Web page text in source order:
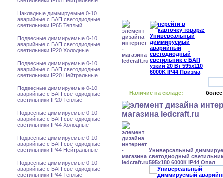
Накладные диммируемые 0-10
аварийные с БАП светодиодные
светильники IP65 Теплый
Подвесные диммируемые 0-10
аварийные с БАП светодиодные
светильники IP20 Холодные
Подвесные диммируемые 0-10
аварийные с БАП светодиодные
светильники IP20 Нейтральные
Подвесные диммируемые 0-10
аварийные с БАП светодиодные
светильники IP20 Теплые
Подвесные диммируемые 0-10
аварийные с БАП светодиодные
светильники IP44 Холодные
Подвесные диммируемые 0-10
аварийные с БАП светодиодные
светильники IP44 Нейтральные
Подвесные диммируемые 0-10
аварийные с БАП светодиодные
светильники IP44 Теплые
Наличие на складе: более
Универсальный
светодиодный
595x180 6000К IP44 Опал